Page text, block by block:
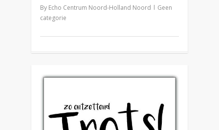
By Echo Centrum Noord-Holland Noord
Geen
categorie
3